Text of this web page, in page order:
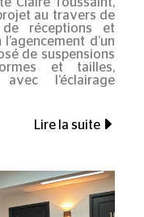
au travers de
de réceptions et
d’un
de suspensions
et tailles,
avec l’éclairage
Lire la suite